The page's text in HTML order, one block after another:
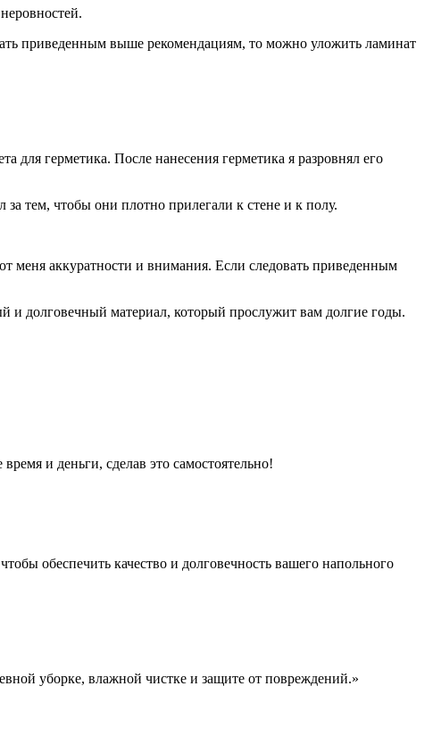
приведенным выше рекомендациям, то можно уложить ламинат
герметика. После нанесения герметика я разровнял его
тем, чтобы они плотно прилегали к стене и к полу.
меня аккуратности и внимания. Если следовать приведенным
долговечный материал, который прослужит вам долгие годы.
и деньги, сделав это самостоятельно!
обеспечить качество и долговечность вашего напольного
уборке, влажной чистке и защите от повреждений.»